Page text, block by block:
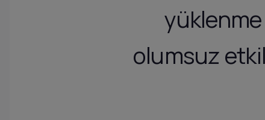
yüklenme
olumsuz